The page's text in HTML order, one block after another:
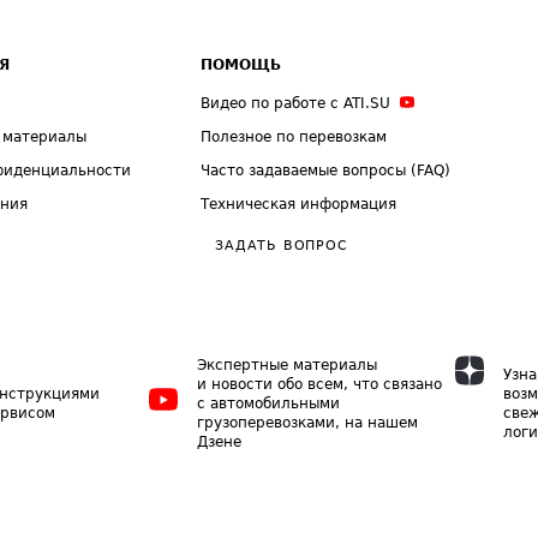
ПОМОЩЬ
Видео по работе с ATI.SU
Полезное по перевозкам
Часто задаваемые вопросы (FAQ)
Техническая информация
ЗАДАТЬ ВОПРОС
Экспертные материалы
и новости обо всем, что связано
с автомобильными
грузоперевозками, на нашем
Дзене